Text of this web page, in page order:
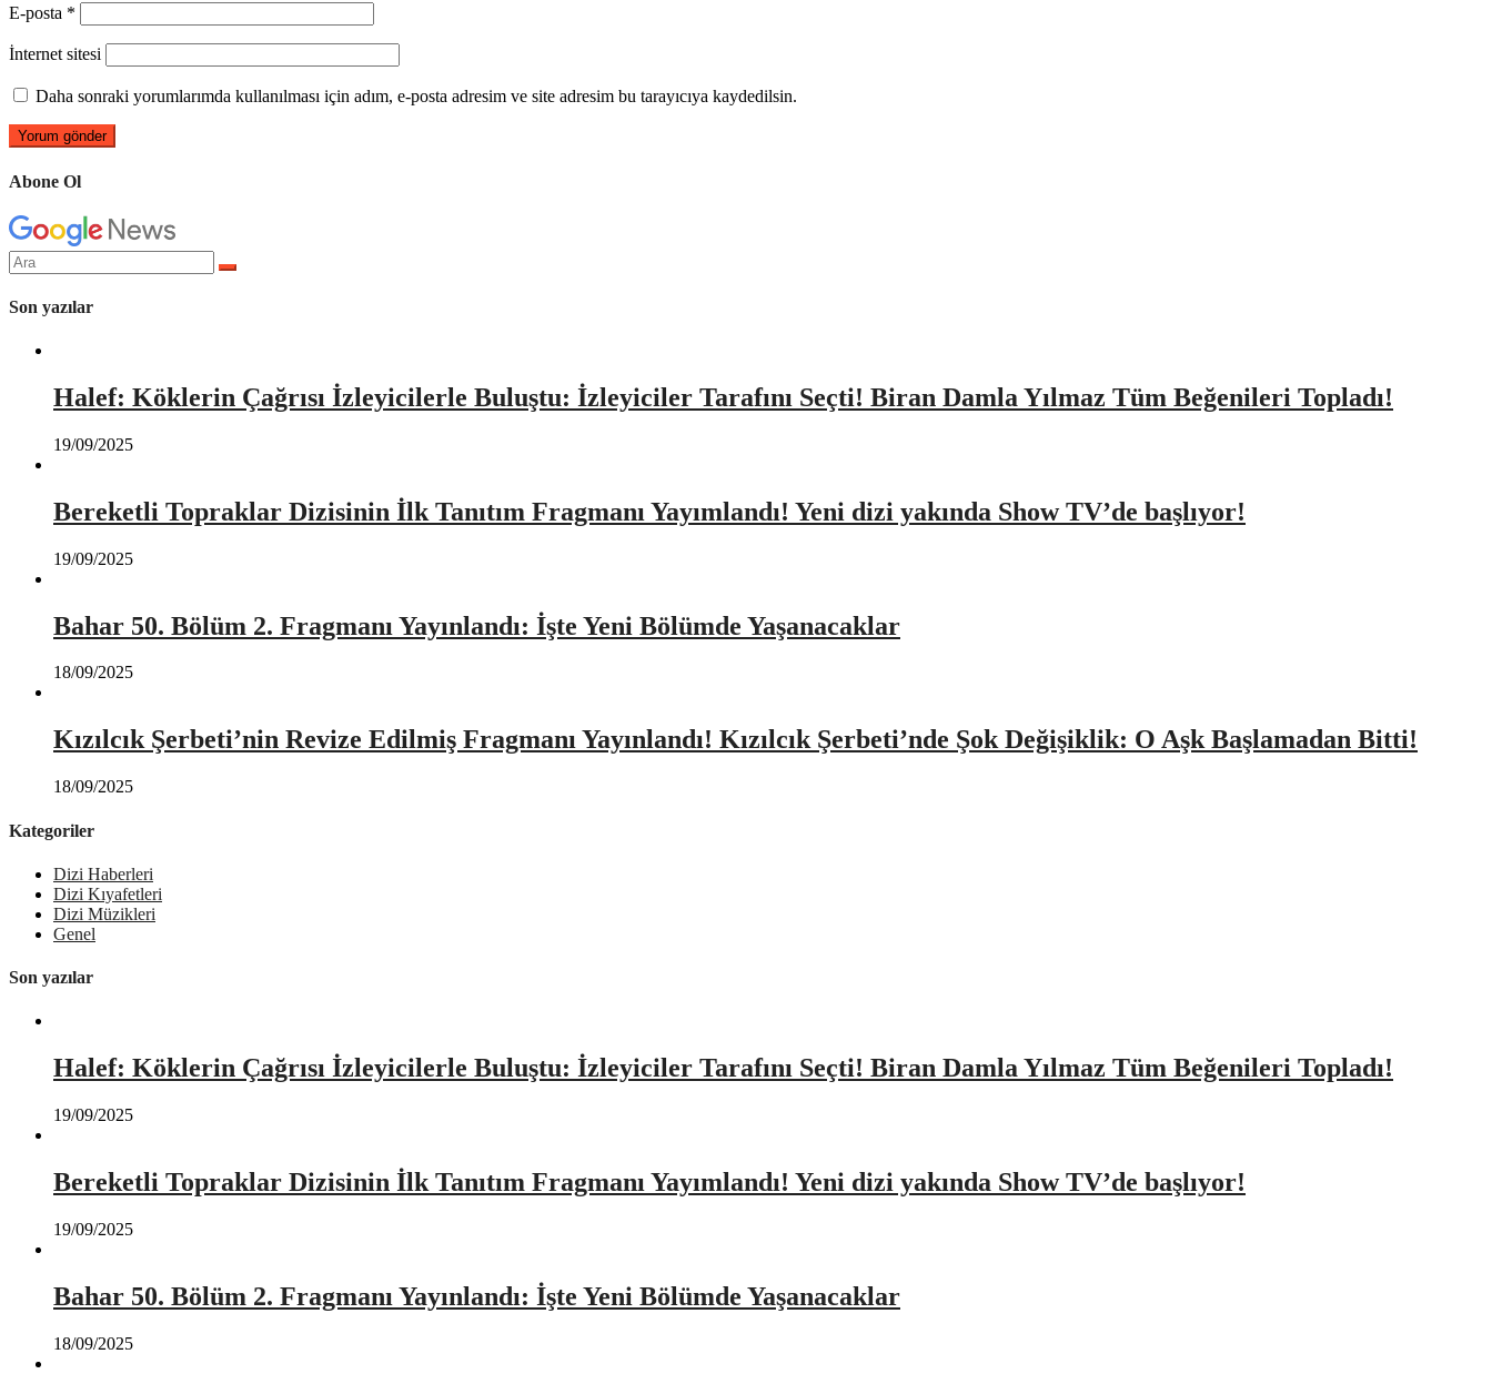
E-posta *
İnternet sitesi
Daha sonraki yorumlarımda kullanılması için adım, e-posta adresim ve site adresim bu tarayıcıya kaydedilsin.
Abone Ol
Arama
yap:
Son yazılar
Halef: Köklerin Çağrısı İzleyicilerle Buluştu: İzleyiciler Tarafını Seçti! Biran Damla Yılmaz Tüm Beğenileri Topladı!
19/09/2025
Bereketli Topraklar Dizisinin İlk Tanıtım Fragmanı Yayımlandı! Yeni dizi yakında Show TV’de başlıyor!
19/09/2025
Bahar 50. Bölüm 2. Fragmanı Yayınlandı: İşte Yeni Bölümde Yaşanacaklar
18/09/2025
Kızılcık Şerbeti’nin Revize Edilmiş Fragmanı Yayınlandı! Kızılcık Şerbeti’nde Şok Değişiklik: O Aşk Başlamadan Bitti!
18/09/2025
Kategoriler
Dizi Haberleri
Dizi Kıyafetleri
Dizi Müzikleri
Genel
Son yazılar
Halef: Köklerin Çağrısı İzleyicilerle Buluştu: İzleyiciler Tarafını Seçti! Biran Damla Yılmaz Tüm Beğenileri Topladı!
19/09/2025
Bereketli Topraklar Dizisinin İlk Tanıtım Fragmanı Yayımlandı! Yeni dizi yakında Show TV’de başlıyor!
19/09/2025
Bahar 50. Bölüm 2. Fragmanı Yayınlandı: İşte Yeni Bölümde Yaşanacaklar
18/09/2025